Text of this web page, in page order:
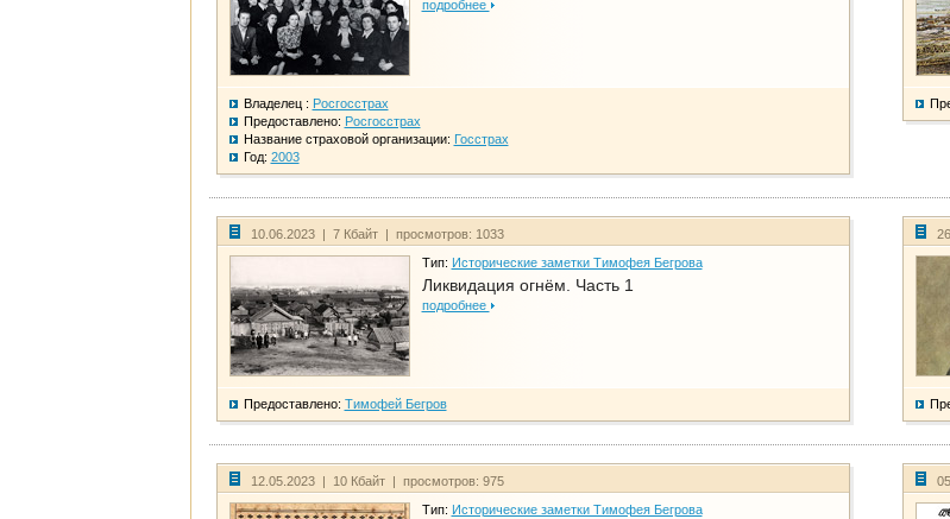
подробнее
Владелец : Росгосстрах
Предоставлено: Росгосстрах
Название страховой организации: Госстрах
Год: 2003
10.06.2023 | 7 Кбайт | просмотров: 1033
Тип: Исторические заметки Тимофея Бегрова
Ликвидация огнём. Часть 1
подробнее
Предоставлено: Тимофей Бегров
12.05.2023 | 10 Кбайт | просмотров: 975
Тип: Исторические заметки Тимофея Бегрова